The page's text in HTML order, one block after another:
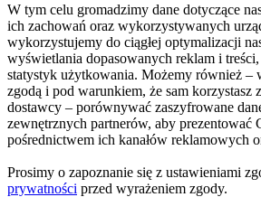
W tym celu gromadzimy dane dotyczące
ich zachowań oraz wykorzystywanych
wykorzystujemy do ciągłej optymalizacji
wyświetlania dopasowanych reklam i
statystyk użytkowania. Możemy również –
zgodą i pod warunkiem, że sam korzystasz
dostawcy – porównywać zaszyfrowane
zewnętrznych partnerów, aby prezentować
pośrednictwem ich kanałów reklamowych
Prosimy o zapoznanie się z ustawieniami
prywatności przed wyrażeniem zgody.